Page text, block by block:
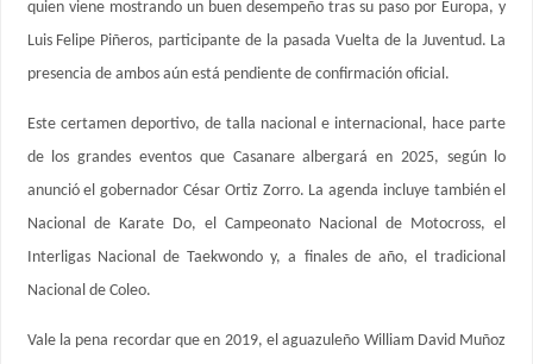
quien viene mostrando un buen desempeño tras su paso por Europa, y
Luis Felipe Piñeros, participante de la pasada Vuelta de la Juventud. La
presencia de ambos aún está pendiente de confirmación oficial.
Este certamen deportivo, de talla nacional e internacional, hace parte
de los grandes eventos que Casanare albergará en 2025, según lo
anunció el gobernador César Ortiz Zorro. La agenda incluye también el
Nacional de Karate Do, el Campeonato Nacional de Motocross, el
Interligas Nacional de Taekwondo y, a finales de año, el tradicional
Nacional de Coleo.
Vale la pena recordar que en 2019, el aguazuleño William David Muñoz